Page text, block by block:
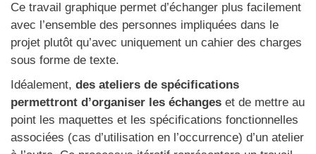
Ce travail graphique permet d’échanger plus facilement
avec l’ensemble des personnes impliquées dans le
projet plutôt qu’avec uniquement un cahier des charges
sous forme de texte.
Idéalement, des ateliers de spécifications
permettront d’organiser les échanges et de mettre au
point les maquettes et les spécifications fonctionnelles
associées (cas d’utilisation en l’occurrence) d’un atelier